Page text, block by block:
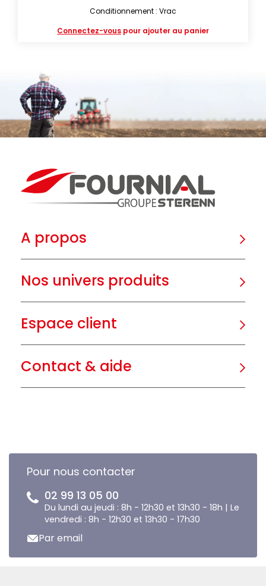
Conditionnement : Vrac
Connectez-vous pour ajouter au panier
A propos
Nos univers produits
Espace client
Contact & aide
Pour nous contacter
02 99 13 05 00
Du lundi au jeudi : 8h - 12h30 et 13h30 - 18h | Le
vendredi : 8h - 12h30 et 13h30 - 17h30
Par email